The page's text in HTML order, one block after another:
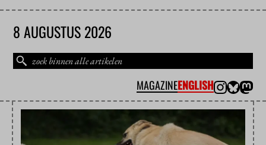
8 AUGUSTUS 2026
MAGAZINEENGLISH